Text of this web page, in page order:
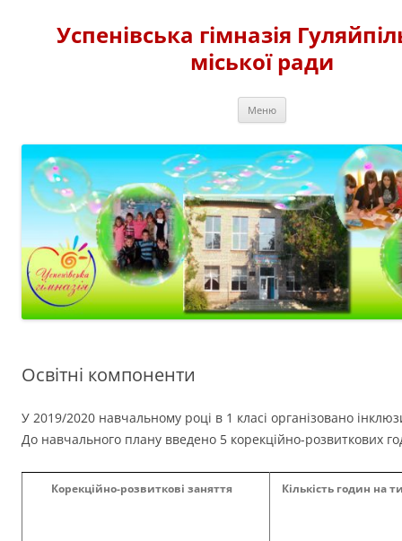
вмістуУспенівська гімназія
міської ради
Меню
Освітні компоненти
У 2019/2020 навчальному році в 1 класі організовано
До навчального плану введено 5 корекційно-розвиткових
Корекційно-розвиткові заняття Кількість годин на